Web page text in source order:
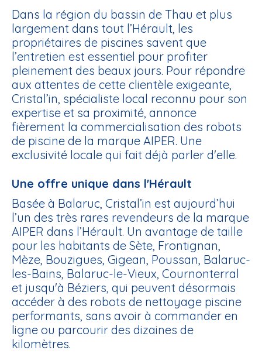
Dans la région du bassin de Thau et plus
largement dans tout l’Hérault, les
propriétaires de piscines savent que
l’entretien est essentiel pour profiter
pleinement des beaux jours. Pour répondre
aux attentes de cette clientèle exigeante,
Cristal’in, spécialiste local reconnu pour son
expertise et sa proximité, annonce
fièrement la commercialisation des robots
de piscine de la marque AIPER. Une
exclusivité locale qui fait déjà parler d'elle.
Une offre unique dans l'Hérault
Basée à Balaruc, Cristal’in est aujourd’hui
l’un des très rares revendeurs de la marque
AIPER dans l’Hérault. Un avantage de taille
pour les habitants de Sète, Frontignan,
Mèze, Bouzigues, Gigean, Poussan, Balaruc-
les-Bains, Balaruc-le-Vieux, Cournonterral
et jusqu'à Béziers, qui peuvent désormais
accéder à des robots de nettoyage piscine
performants, sans avoir à commander en
ligne ou parcourir des dizaines de
kilomètres.